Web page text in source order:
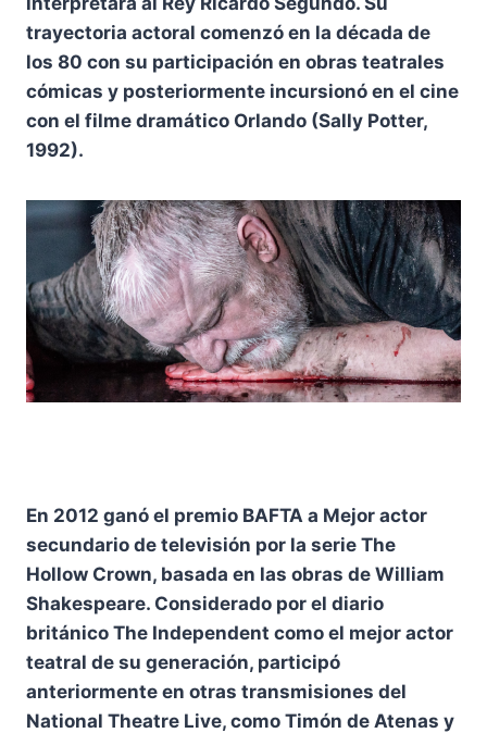
trayectoria actoral comenzó en la década de
los 80 con su participación en obras teatrales
cómicas y posteriormente incursionó en el cine
con el filme dramático Orlando (Sally Potter,
1992).
En 2012 ganó el premio BAFTA a Mejor actor
secundario de televisión por la serie The
Hollow Crown, basada en las obras de William
Shakespeare. Considerado por el diario
británico The Independent como el mejor actor
teatral de su generación, participó
anteriormente en otras transmisiones del
National Theatre Live, como Timón de Atenas y